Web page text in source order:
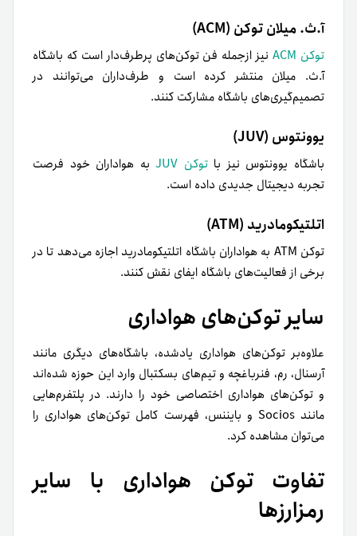
آ.ث. میلان توکن (ACM)
توکن ACM
نیز از‌جمله فن توکن‌های پرطرف‌دار است که باشگاه
آ.ث. میلان منتشر کرده است و طرف‌داران می‌توانند در
تصمیم‌گیری‌های باشگاه مشارکت کنند.
یوونتوس (JUV)
باشگاه یوونتوس نیز باتوکن JUV
به هواداران خود فرصت
تجربه دیجیتال جدیدی داده است.
اتلتیکومادرید (ATM)
توکن ATM به هواداران باشگاه اتلتیکومادرید اجازه می‌دهد تا در
برخی از فعالیت‌های باشگاه ایفای نقش کنند.
سایر توکن‌های هواداری
علاوه‌بر توکن‌های هواداری یادشده، باشگاه‌های دیگری مانند
آرسنال، رم، فنرباغچه و تیم‌های بسکتبال وارد این حوزه شده‌اند
و توکن‌های هواداری اختصاصی خود را دارند. در پلتفرم‌هایی
مانند Socios و بایننس، فهرست کامل توکن‌های هواداری را
می‌توان مشاهده کرد.
تفاوت توکن هواداری با سایر
رمزارزها